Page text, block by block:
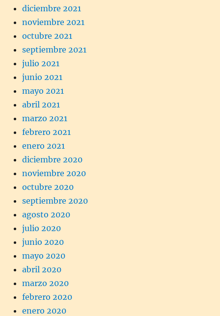
diciembre 2021
noviembre 2021
octubre 2021
septiembre 2021
julio 2021
junio 2021
mayo 2021
abril 2021
marzo 2021
febrero 2021
enero 2021
diciembre 2020
noviembre 2020
octubre 2020
septiembre 2020
agosto 2020
julio 2020
junio 2020
mayo 2020
abril 2020
marzo 2020
febrero 2020
enero 2020